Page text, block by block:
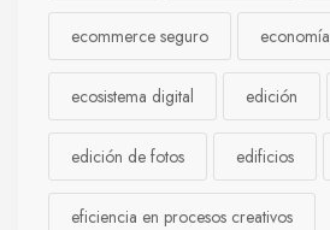
ecommerce seguro economía
ecosistema digital edición
edición de fotos edificios
eficiencia en procesos creativos